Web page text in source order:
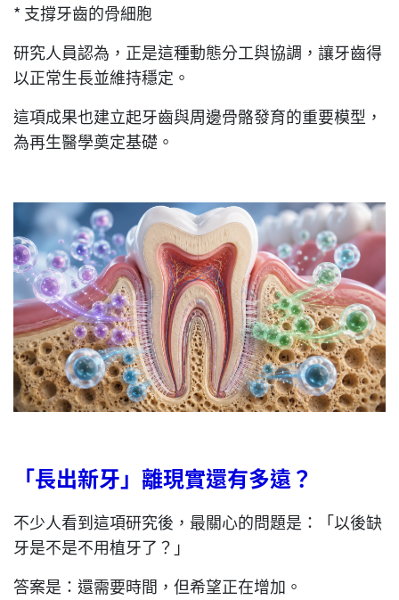
* 支撐牙齒的骨細胞
研究人員認為，正是這種動態分工與協調，讓牙齒得
以正常生長並維持穩定。
這項成果也建立起牙齒與周邊骨骼發育的重要模型，
為再生醫學奠定基礎。
「長出新牙」離現實還有多遠？
不少人看到這項研究後，最關心的問題是：「以後缺
牙是不是不用植牙了？」
答案是：還需要時間，但希望正在增加。